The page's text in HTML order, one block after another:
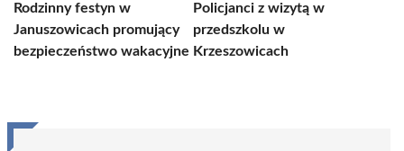
Rodzinny festyn w
Januszowicach promujący
bezpieczeństwo wakacyjne
Policjanci z wizytą w
przedszkolu w
Krzeszowicach